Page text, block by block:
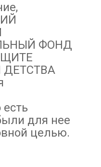
ФОНД
ДЕТСТВА
есть
для нее
целью.